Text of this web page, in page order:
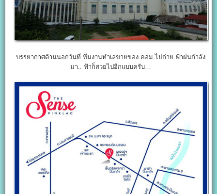
บรรยากาศด้านนอกวันที่ ทีมงานทำเลขายของ.คอม ไปถ่าย ฟ้าฝนกำลัง
มา.. ฟ้าก็สวยไปอีกแบบครับ…